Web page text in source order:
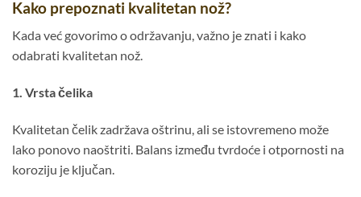
Kako prepoznati kvalitetan nož?
Kada već govorimo o održavanju, važno je znati i kako
odabrati kvalitetan nož.
1. Vrsta čelika
Kvalitetan čelik zadržava oštrinu, ali se istovremeno može
lako ponovo naoštriti. Balans između tvrdoće i otpornosti na
koroziju je ključan.